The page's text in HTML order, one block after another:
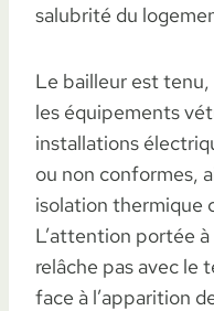
salubrité du
Le bailleur est
les équipements
installations
ou non conformes,
isolation thermique
L’attention portée
relâche pas avec le
face à l’apparition